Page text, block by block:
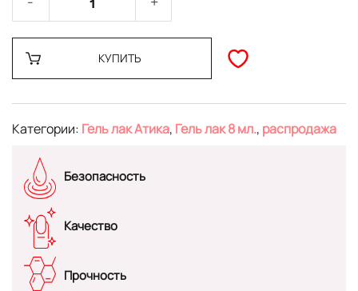
КУПИТЬ
Категории: Гель лак Атика, Гель лак 8 мл., распродажа
Безопасность
Качество
Прочность